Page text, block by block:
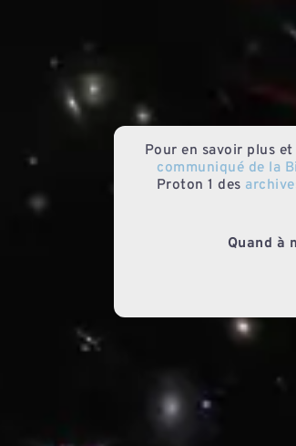
Pour en savoir plus
communiqué de la
Proton 1 des
Quand à